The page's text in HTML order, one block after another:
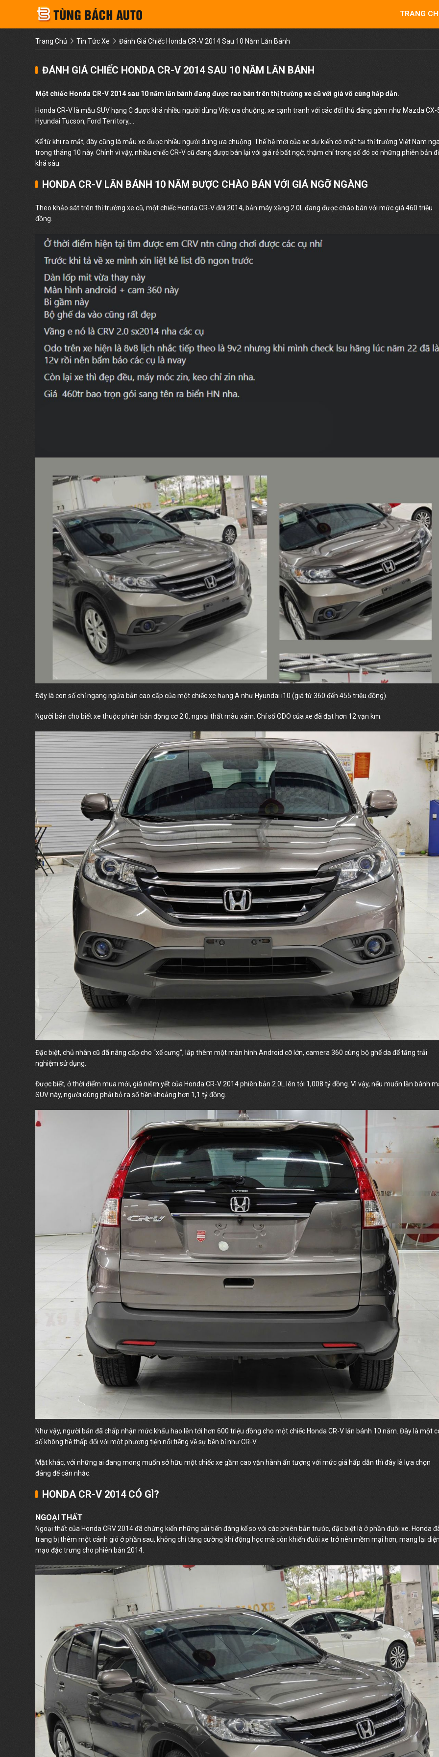
TRANG
Trang Chủ Tin Tức Xe Đánh Giá Chiếc Honda CR-V 2014 Sau 10 Năm Lăn Bánh
ĐÁNH GIÁ CHIẾC HONDA CR-V 2014 SAU 10 NĂM LĂN BÁNH
Một chiếc Honda CR-V 2014 sau 10 năm lăn bánh đang được rao bán trên thị trường xe cũ với giá vô cùng hấp dẫn.
Honda CR-V là mẫu SUV hạng C được khá nhiều người dùng Việt ưa chuộng, xe cạnh tranh với các đối thủ đáng gờm như Mazda CX-
Hyundai Tucson, Ford Territory,...
Kể từ khi ra mắt, đây cũng là mẫu xe được nhiều người dùng ưa chuộng. Thế hệ mới của xe dự kiến ​​có mặt tại thị trường Việt Nam
trong tháng 10 này. Chính vì vậy, nhiều chiếc CR-V cũ đang được bán lại với giá rẻ bất ngờ, thậm chí trong số đó có những phiên bản
khá sâu.
HONDA CR-V LĂN BÁNH 10 NĂM ĐƯỢC CHÀO BÁN VỚI GIÁ NGỠ NGÀNG
Theo khảo sát trên thị trường xe cũ, một chiếc Honda CR-V đời 2014, bản máy xăng 2.0L đang được chào bán với mức giá 460 triệu
đồng.
Đây là con số chỉ ngang ngửa bản cao cấp của một chiếc xe hạng A như Hyundai i10 (giá từ 360 đến 455 triệu đồng).
Người bán cho biết xe thuộc phiên bản động cơ 2.0, ngoại thất màu xám. Chỉ số ODO của xe đã đạt hơn 12 vạn km.
Đặc biệt, chủ nhân cũ đã nâng cấp cho “xế cưng”, lắp thêm một màn hình Android cỡ lớn, camera 360 cùng bộ ghế da để tăng trải
nghiệm sử dụng.
Được biết, ở thời điểm mua mới, giá niêm yết của Honda CR-V 2014 phiên bản 2.0L lên tới 1,008 tỷ đồng. Vì vậy, nếu muốn lăn bánh
SUV này, người dùng phải bỏ ra số tiền khoảng hơn 1,1 tỷ đồng.
Như vậy, người bán đã chấp nhận mức khấu hao lên tới hơn 600 triệu đồng cho một chiếc Honda CR-V lăn bánh 10 năm. Đây là một
số không hề thấp đối với một phương tiện nổi tiếng về sự bền bỉ như CR-V.
Mặt khác, với những ai đang mong muốn sở hữu một chiếc xe gầm cao vận hành ấn tượng với mức giá hấp dẫn thì đây là lựa chọn
đáng để cân nhắc.
HONDA CR-V 2014 CÓ GÌ?
NGOẠI THẤT
Ngoại thất của Honda CRV 2014 đã chứng kiến những cải tiến đáng kể so với các phiên bản trước, đặc biệt là ở phần đuôi xe. Honda
trang bị thêm một cánh gió ở phần sau, không chỉ tăng cường khí động học mà còn khiến đuôi xe trở nên mềm mại hơn, mang lại
mạo đặc trưng cho phiên bản 2014.